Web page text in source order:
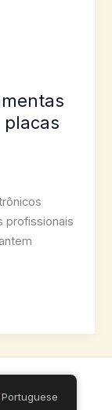
profissionais
Portuguese